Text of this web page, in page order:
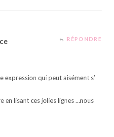
RÉPONDRE
expression qui peut aisément s’
en lisant ces jolies lignes …nous